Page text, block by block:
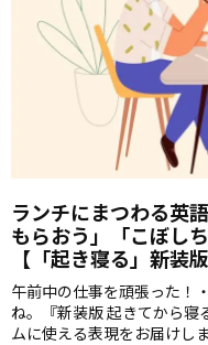
ランチにまつわる英
もらおう」「こぼし
【「起き寝る」新装版
午前中の仕事を頑張った！
ね。『新装版 起きてから寝
ムに使える表現をお届けし